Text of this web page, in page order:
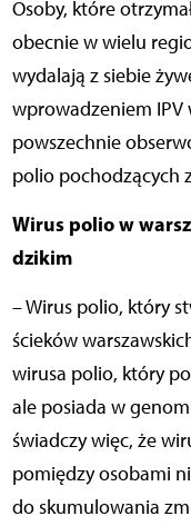
Osoby, które
obecnie w wielu
wydalają z siebie
wprowadzeniem IPV
powszechnie
polio pochodzących
Wirus polio w
dzikim
– Wirus polio, który
ścieków
wirusa polio, który
ale posiada w
świadczy więc, że
pomiędzy osobami
do skumulowania